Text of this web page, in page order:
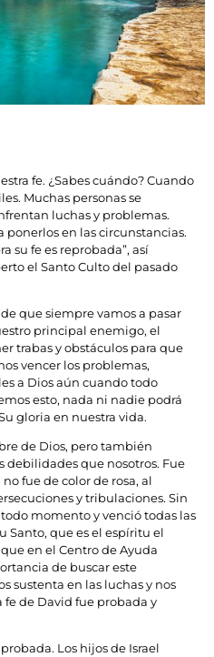
fe. ¿Sabes cuándo? Cuando
Muchas personas se
luchas y problemas.
ponerlos en las circunstancias.
su fe es reprobada”, así
el Santo Culto del pasado
que siempre vamos a pasar
principal enemigo, el
trabas y obstáculos para que
vencer los problemas,
a Dios aún cuando todo
esto, nada ni nadie podrá
gloria en nuestra vida.
de Dios, pero también
debilidades que nosotros. Fue
fue de color de rosa, al
y tribulaciones. Sin
momento y venció todas las
Santo, que es el espíritu el
en el Centro de Ayuda
de buscar este
sustenta en las luchas y nos
fe de David fue probada y
Los hijos de Israel